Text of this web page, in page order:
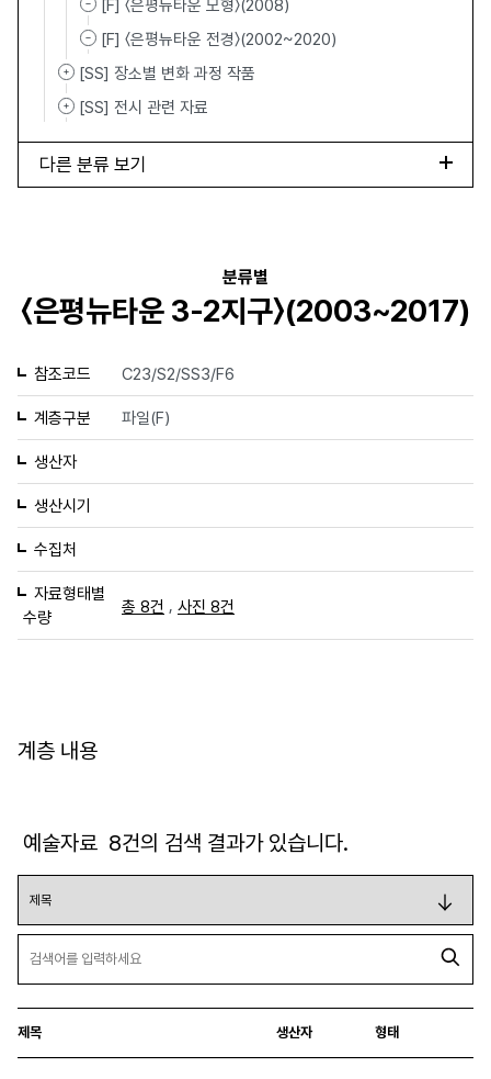
[F] 〈은평뉴타운 모형〉(2008)
[F] 〈은평뉴타운 전경〉(2002~2020)
[SS] 장소별 변화 과정 작품
[SS] 전시 관련 자료
다른 분류 보기
분류별
〈은평뉴타운 3-2지구〉(2003~2017)
참조코드 C23/S2/SS3/F6
계층구분 파일(F)
생산자
생산시기
수집처
자료형태별
수량
총 8건 , 사진 8건
계층 내용
예술자료 8건의 검색 결과가 있습니다.
제목 생산자 형태